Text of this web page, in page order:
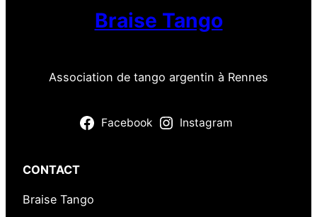
Braise Tango
Association de tango argentin à Rennes
Facebook Instagram
CONTACT
Braise Tango